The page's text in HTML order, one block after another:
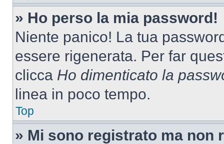
» Ho perso la mia password!
Niente panico! La tua
essere rigenerata. Per far
clicca Ho dimenticato la
linea in poco tempo.
Top
» Mi sono registrato ma non